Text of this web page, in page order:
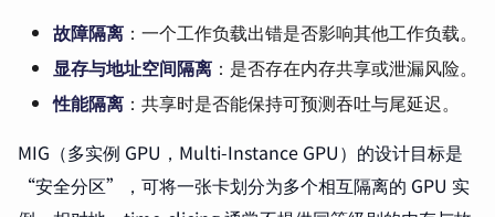
故障隔离 ：一个工作负载出错是否影响其他工作负载。
显存与地址空间隔离 ：是否存在内存共享或泄漏风险。
性能隔离 ：共享时是否能保持可预测吞吐与尾延迟。
MIG（多实例 GPU，Multi-Instance GPU）的设计目标是
“安全分区”，可将一张卡划分为多个相互隔离的 GPU 实